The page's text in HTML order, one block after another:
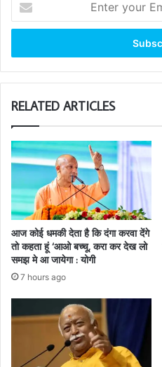
your
Email
RELATED ARTICLES
आज कोई धमकी देता है कि दंगा करवा देंगे
तो कहता हूं ‘आओ बच्चू, करा कर देख लो
समझ मे आ जायेगा : योगी
7 hours ago